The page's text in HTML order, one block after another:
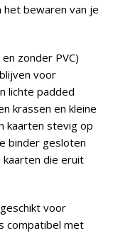
bewaren van je
zonder PVC)
voor
lichte padded
krassen en kleine
kaarten stevig op
binder gesloten
die eruit
voor
compatibel met